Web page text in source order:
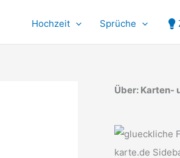
Hochzeit Sprüche
Über: Karten-